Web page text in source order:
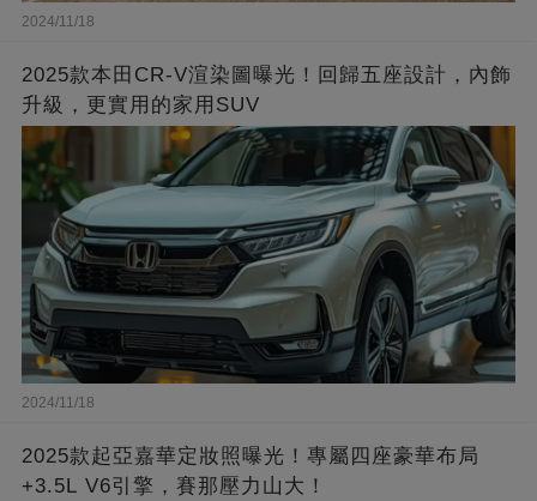
2024/11/18
2025款本田CR-V渲染圖曝光！回歸五座設計，內飾
升級，更實用的家用SUV
2024/11/18
2025款起亞嘉華定妝照曝光！專屬四座豪華布局
+3.5L V6引擎，賽那壓力山大！